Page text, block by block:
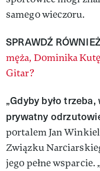
samego wieczoru.
SPRAWDŹ
męża, Dominika
Gitar?
„Gdyby było
prywatny
portalem Jan
Związku
jego pełne